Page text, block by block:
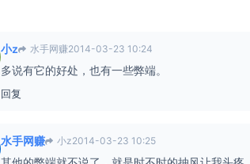
小z 水手网赚2014-03-23 10:24
多说有它的好处，也有一些弊端。
回复
水手网赚 小z2014-03-23 10:25